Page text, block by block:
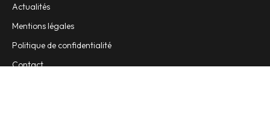
Actualités
Mentions légales
Politique de confidentialité
Contact